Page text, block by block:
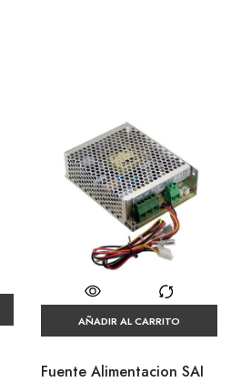
AÑADIR AL CARRITO
Fuente Alimentacion SAI